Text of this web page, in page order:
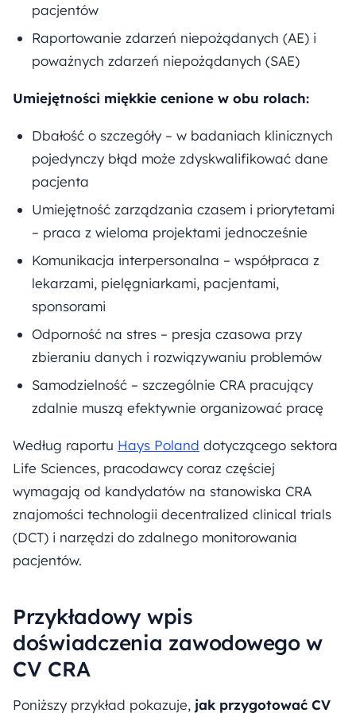
pacjentów
Raportowanie zdarzeń niepożądanych (AE) i
poważnych zdarzeń niepożądanych (SAE)
Umiejętności miękkie cenione w obu rolach:
Dbałość o szczegóły – w badaniach klinicznych
pojedynczy błąd może zdyskwalifikować dane
pacjenta
Umiejętność zarządzania czasem i priorytetami
– praca z wieloma projektami jednocześnie
Komunikacja interpersonalna – współpraca z
lekarzami, pielęgniarkami, pacjentami,
sponsorami
Odporność na stres – presja czasowa przy
zbieraniu danych i rozwiązywaniu problemów
Samodzielność – szczególnie CRA pracujący
zdalnie muszą efektywnie organizować pracę
Według raportu Hays Poland dotyczącego sektora
Life Sciences, pracodawcy coraz częściej
wymagają od kandydatów na stanowiska CRA
znajomości technologii decentralized clinical trials
(DCT) i narzędzi do zdalnego monitorowania
pacjentów.
Przykładowy wpis
doświadczenia zawodowego w
CV CRA
Poniższy przykład pokazuje, jak przygotować CV